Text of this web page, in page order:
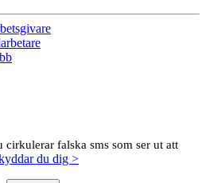
cirkulerar falska sms som ser ut att
du dig >